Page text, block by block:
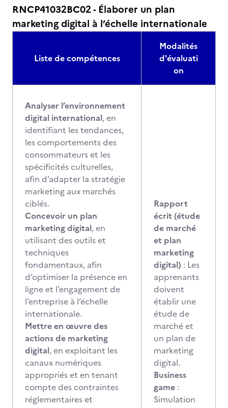
RNCP41032BC02 - Élaborer un plan
marketing digital à l’échelle internationale
Liste de compétences
Modalités
d'évaluati
on
Analyser l’environnement
digital international, en
identifiant les tendances,
les comportements des
consommateurs et les
spécificités culturelles,
afin d’adapter la stratégie
marketing aux marchés
ciblés.
Concevoir un plan
marketing digital, en
utilisant des outils et
techniques
fondamentaux, afin
d’optimiser la présence en
ligne et l’engagement de
l’entreprise à l’échelle
internationale.
Mettre en œuvre des
actions de marketing
digital, en exploitant les
canaux numériques
appropriés et en tenant
compte des contraintes
réglementaires et
Rapport
écrit (étude
de marché
et plan
marketing
digital) : Les
apprenants
doivent
établir une
étude de
marché et
un plan de
marketing
digital.
Business
game :
Simulation